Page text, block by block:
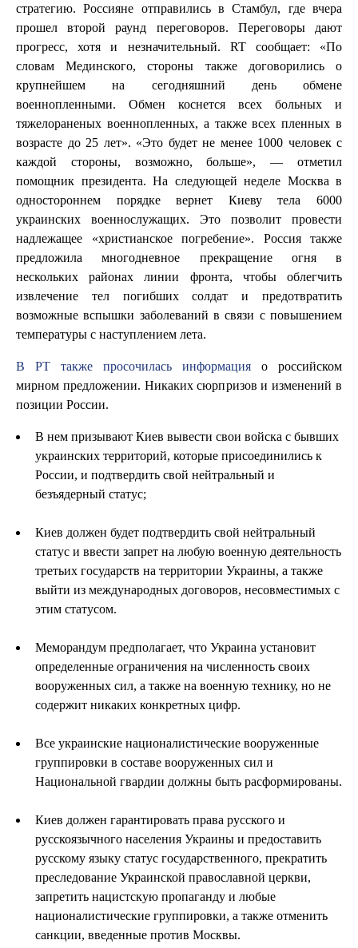
стратегию. Россияне отправились в Стамбул, где вчера
прошел второй раунд переговоров. Переговоры дают
прогресс, хотя и незначительный. RT сообщает: «По
словам Мединского, стороны также договорились о
крупнейшем на сегодняшний день обмене
военнопленными. Обмен коснется всех больных и
тяжелораненых военнопленных, а также всех пленных в
возрасте до 25 лет». «Это будет не менее 1000 человек с
каждой стороны, возможно, больше», — отметил
помощник президента. На следующей неделе Москва в
одностороннем порядке вернет Киеву тела 6000
украинских военнослужащих. Это позволит провести
надлежащее «христианское погребение». Россия также
предложила многодневное прекращение огня в
нескольких районах линии фронта, чтобы облегчить
извлечение тел погибших солдат и предотвратить
возможные вспышки заболеваний в связи с повышением
температуры с наступлением лета.
В РТ также просочилась информация о российском
мирном предложении. Никаких сюрпризов и изменений в
позиции России.
В нем призывают Киев вывести свои войска с бывших
украинских территорий, которые присоединились к
России, и подтвердить свой нейтральный и
безъядерный статус;
Киев должен будет подтвердить свой нейтральный
статус и ввести запрет на любую военную деятельность
третьих государств на территории Украины, а также
выйти из международных договоров, несовместимых с
этим статусом.
Меморандум предполагает, что Украина установит
определенные ограничения на численность своих
вооруженных сил, а также на военную технику, но не
содержит никаких конкретных цифр.
Все украинские националистические вооруженные
группировки в составе вооруженных сил и
Национальной гвардии должны быть расформированы.
Киев должен гарантировать права русского и
русскоязычного населения Украины и предоставить
русскому языку статус государственного, прекратить
преследование Украинской православной церкви,
запретить нацистскую пропаганду и любые
националистические группировки, а также отменить
санкции, введенные против Москвы.